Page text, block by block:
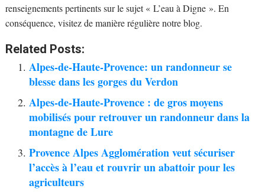
renseignements pertinents sur le sujet « L’eau à Digne ». En
conséquence, visitez de manière régulière notre blog.
Related Posts:
Alpes-de-Haute-Provence: un randonneur se
blesse dans les gorges du Verdon
Alpes-de-Haute-Provence : de gros moyens
mobilisés pour retrouver un randonneur dans la
montagne de Lure
Provence Alpes Agglomération veut sécuriser
l’accès à l’eau et rouvrir un abattoir pour les
agriculteurs